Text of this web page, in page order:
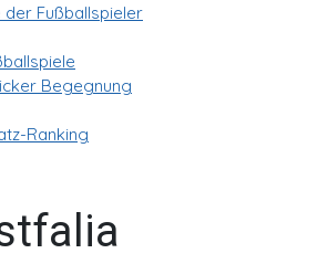
der Fußballspieler
Begegnung
Ranking